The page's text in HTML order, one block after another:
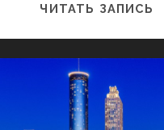
ЧИТАТЬ ЗАПИСЬ